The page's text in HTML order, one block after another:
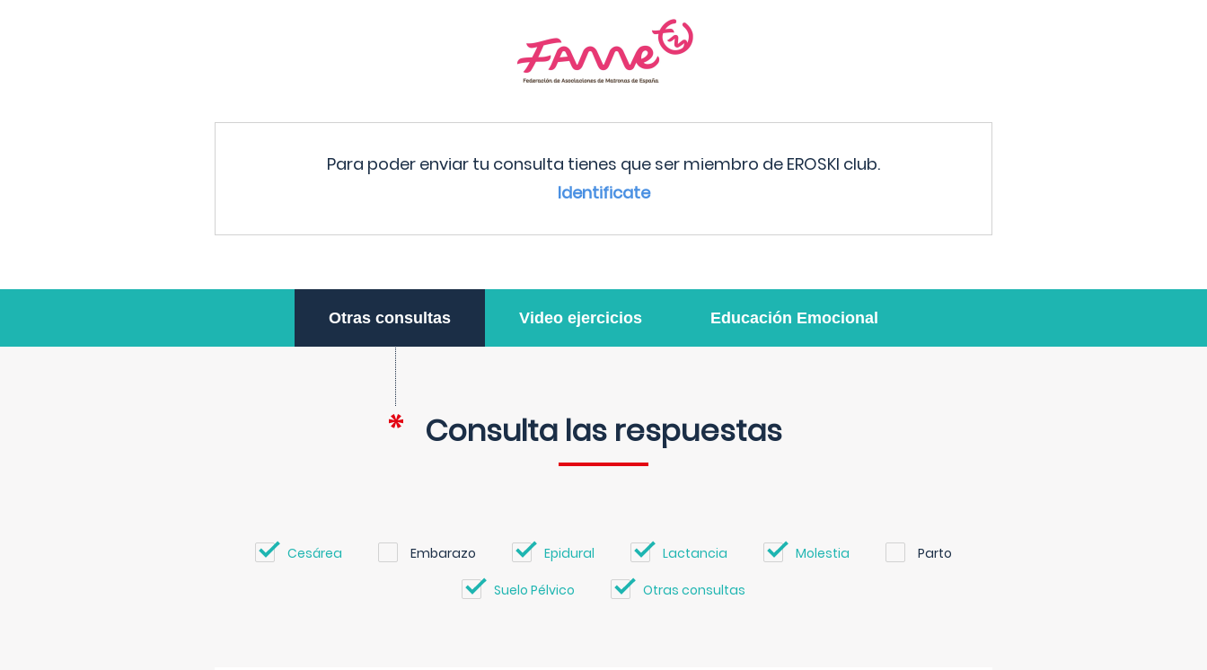
Para poder enviar tu consulta tienes que ser miembro de EROSKI club.
Identificate
Otras consultas Video ejercicios Educación Emocional
Consulta las respuestas
Cesárea Embarazo Epidural Lactancia Molestia Parto
Suelo Pélvico Otras consultas